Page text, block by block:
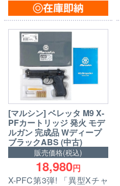
[マルシン] ベレッタ M9 X-
PFカートリッジ 発火 モデ
ルガン 完成品 Wディープ
ブラックABS (中古)
販売価格(税込)
18,980円
X-PFC第3弾! 「異型Xチャ